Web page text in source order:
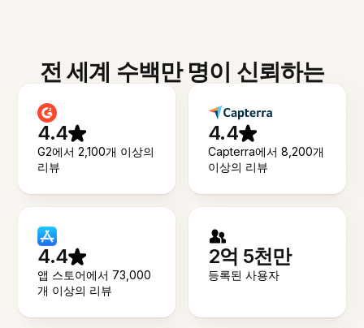
전 세계 수백만 명이 신뢰하는
4.4
G2에서 2,100개 이상의
리뷰
4.4
Capterra에서 8,200개
이상의 리뷰
4.4
앱 스토어에서 73,000
개 이상의 리뷰
2억 5천만
등록된 사용자